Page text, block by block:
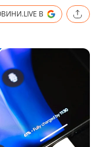
В